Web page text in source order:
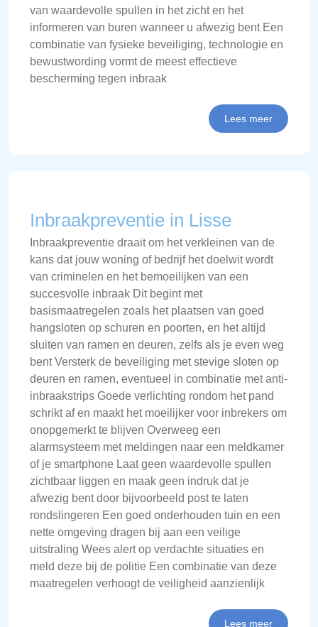
van waardevolle spullen in het zicht en het
informeren van buren wanneer u afwezig bent Een
combinatie van fysieke beveiliging, technologie en
bewustwording vormt de meest effectieve
bescherming tegen inbraak
Lees meer
Inbraakpreventie in Lisse
Inbraakpreventie draait om het verkleinen van de
kans dat jouw woning of bedrijf het doelwit wordt
van criminelen en het bemoeilijken van een
succesvolle inbraak Dit begint met
basismaatregelen zoals het plaatsen van goed
hangsloten op schuren en poorten, en het altijd
sluiten van ramen en deuren, zelfs als je even weg
bent Versterk de beveiliging met stevige sloten op
deuren en ramen, eventueel in combinatie met anti-
inbraakstrips Goede verlichting rondom het pand
schrikt af en maakt het moeilijker voor inbrekers om
onopgemerkt te blijven Overweeg een
alarmsysteem met meldingen naar een meldkamer
of je smartphone Laat geen waardevolle spullen
zichtbaar liggen en maak geen indruk dat je
afwezig bent door bijvoorbeeld post te laten
rondslingeren Een goed onderhouden tuin en een
nette omgeving dragen bij aan een veilige
uitstraling Wees alert op verdachte situaties en
meld deze bij de politie Een combinatie van deze
maatregelen verhoogt de veiligheid aanzienlijk
Lees meer